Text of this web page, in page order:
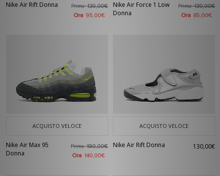
Nike Air Rift Donna Prima130,00€
Ora 95,00€
Nike Air Force 1 Low
Donna
Prima130,00€
Ora 85,00€
ACQUISTO VELOCE
Nike Air Max 95
Donna
Prima190,00€
Ora 140,00€
ACQUISTO VELOCE
Nike Air Rift Donna 130,00€